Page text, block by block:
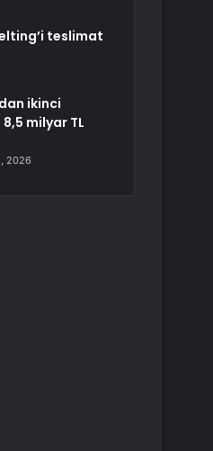
teslimat
ikinci
milyar TL
2026